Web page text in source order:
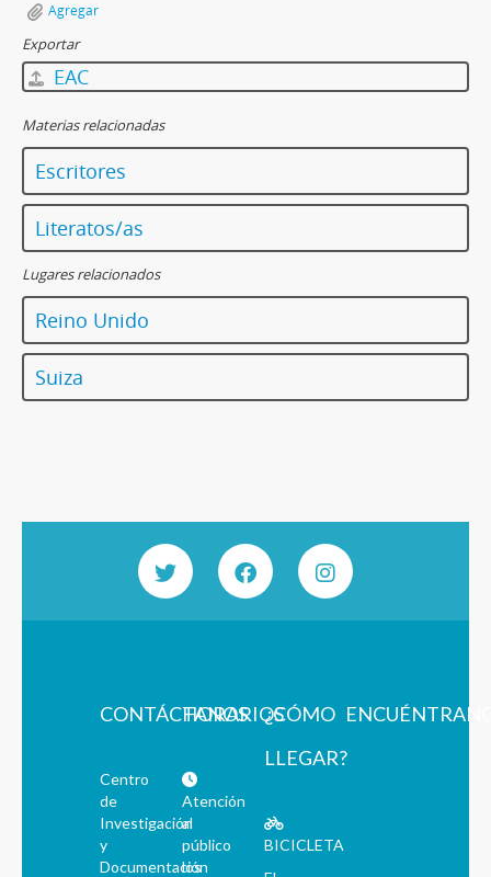
Agregar
Exportar
EAC
Materias relacionadas
Escritores
Literatos/as
Lugares relacionados
Reino Unido
Suiza
CONTÁCTANOS
Centro
de
Investigación
y
Documentación
HORARIOS
Atención
al
público
los
¿CÓMO
LLEGAR?
BICICLETA